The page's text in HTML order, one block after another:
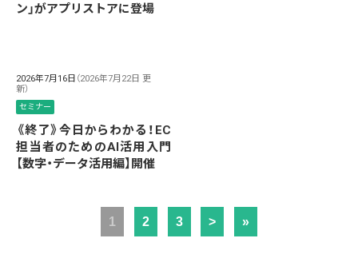
ン」がアプリストアに登場
2026年7月16日 （2026年7月22日 更
新）
セミナー
《終了》今日からわかる！EC
担当者のためのAI活用入門
【数字・データ活用編】開催
1 2 3 > »